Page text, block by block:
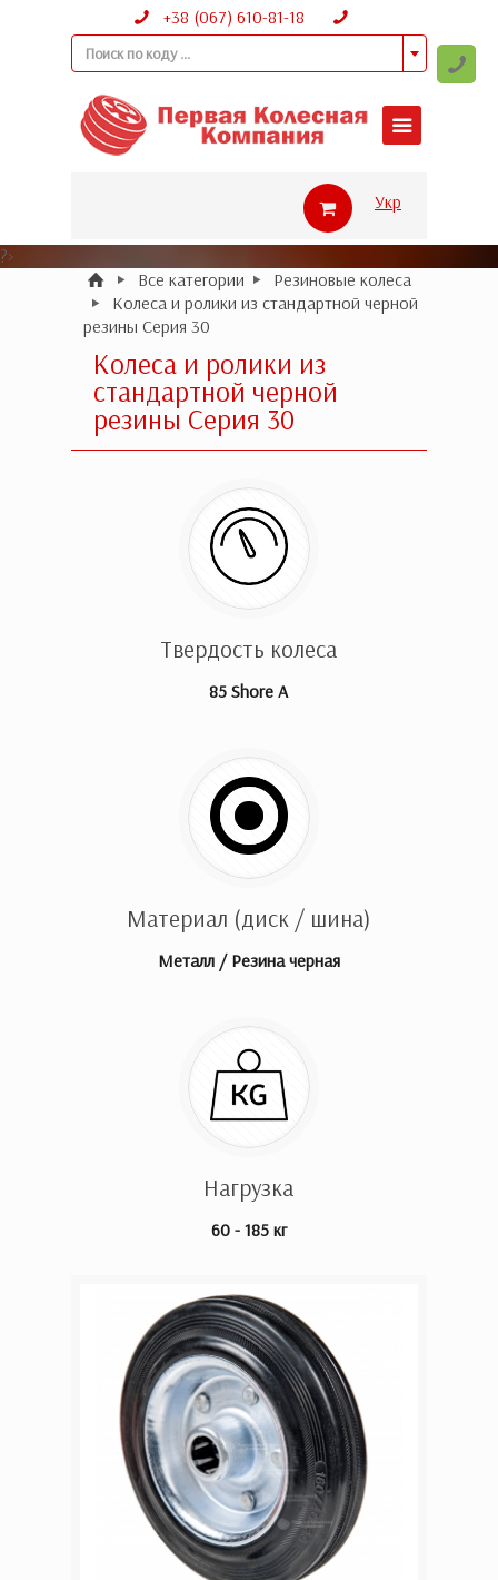
+38 (067) 610-81-18
Поиск по коду ...
Укр
?>
Все категории
Резиновые колеса
Колеса и ролики из стандартной черной
резины Серия 30
Колеса и ролики из
стандартной черной
резины Серия 30
Твердость колеса
85 Shore A
Материал (диск / шина)
Металл / Резина черная
Нагрузка
60 - 185 кг